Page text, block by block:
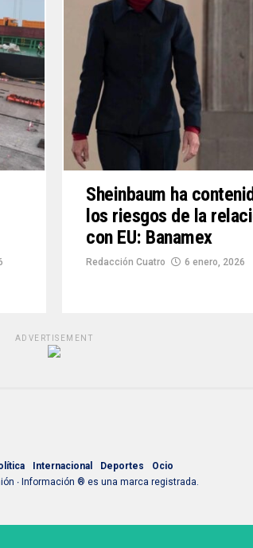
Sheinbaum ha
los riesgos de la
con EU: Banamex
Redacción Cuatro 6 enero, 2026
ADVERTISEMENT
Internacional Deportes
Ocio
∙ Información ® es una marca registrada.